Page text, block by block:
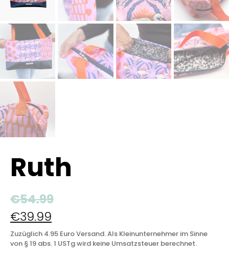
Ruth
€54.99
€39.99
Zuzüglich 4.95 Euro Versand. Als Kleinunternehmer im Sinne
von § 19 abs. 1 USTg wird keine Umsatzsteuer berechnet.